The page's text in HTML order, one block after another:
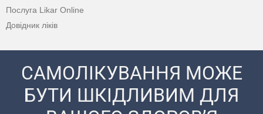
Послуга Likar Online
Довідник ліків
САМОЛІКУВАННЯ МОЖЕ
БУТИ ШКІДЛИВИМ ДЛЯ